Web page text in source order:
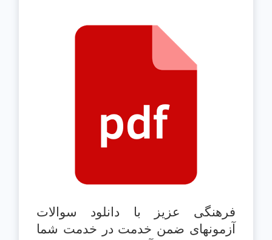
فرهنگی عزیز با دانلود سوالات
آزمونهای ضمن خدمت در خدمت شما